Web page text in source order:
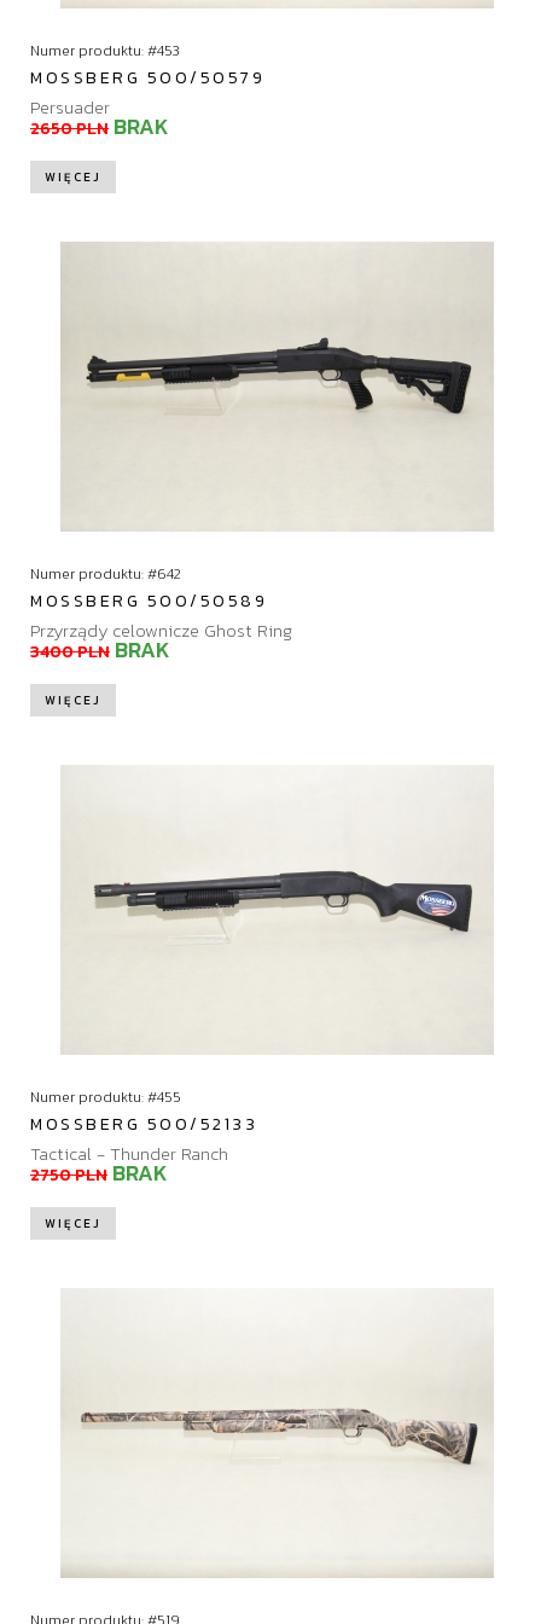
Numer produktu: #453
MOSSBERG 500/50579
Persuader
2650 PLN BRAK
WIĘCEJ
Numer produktu: #642
MOSSBERG 500/50589
Przyrządy celownicze Ghost Ring
3400 PLN BRAK
WIĘCEJ
Numer produktu: #455
MOSSBERG 500/52133
Tactical - Thunder Ranch
2750 PLN BRAK
WIĘCEJ